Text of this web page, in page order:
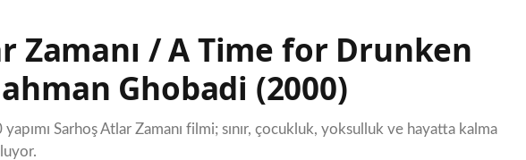
Zamanı / A Time for Drunken
Ghobadi (2000)
Sarhoş Atlar Zamanı filmi; sınır, çocukluk, yoksulluk ve hayatta kalma